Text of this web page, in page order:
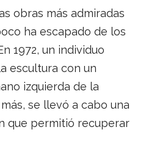
obras más admiradas
ha escapado de los
1972, un individuo
escultura con un
izquierda de la
se llevó a cabo una
que permitió recuperar